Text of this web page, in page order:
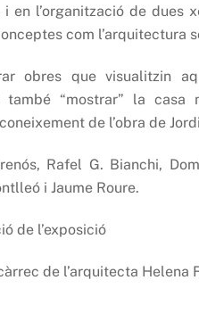
l’organització de dues
com l’arquitectura
obres que visualitzin
també “mostrar” la casa
de l’obra de
Rafel G. Bianchi,
i Jaume Roure.
de l’exposició
de l’arquitecta Helena